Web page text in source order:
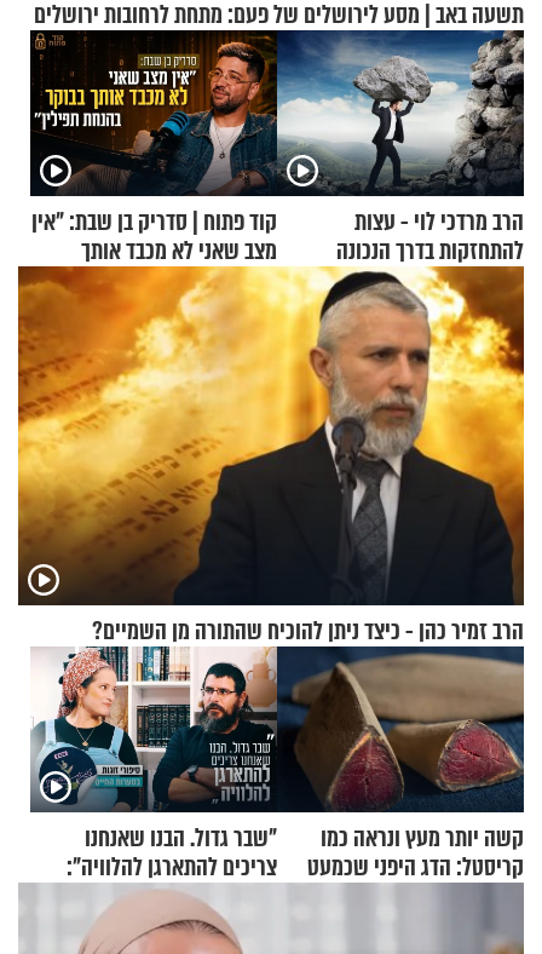
תשעה באב | מסע לירושלים של פעם: מתחת לרחובות ירושלים
הרב מרדכי לוי - עצות
להתחזקות בדרך הנכונה
קוד פתוח | סדריק בן שבת: "אין
מצב שאני לא מכבד אותך
בבוקר בהנחת תפילין"
הרב זמיר כהן - כיצד ניתן להוכיח שהתורה מן השמיים?
קשה יותר מעץ ונראה כמו
קריסטל: הדג היפני שכמעט
"שבר גדול. הבנו שאנחנו
צריכים להתארגן להלוויה":
זוגיות במבחן, הפעם עם מרים
וגד דנינו